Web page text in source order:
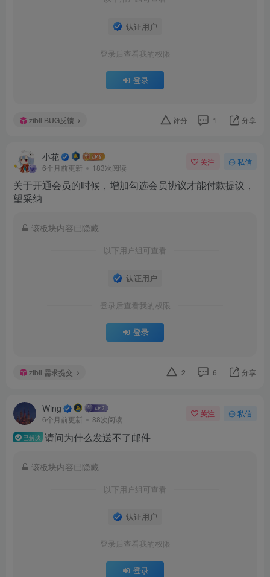
认证用户
登录后查看我的权限
登录
zibll BUG反馈 评分 1 分享
小花
6个月前更新 183次阅读
关注 私信
关于开通会员的时候，增加勾选会员协议才能付款提议，
望采纳
该板块内容已隐藏
以下用户组可查看
认证用户
登录后查看我的权限
登录
zibll 需求提交 2 6 分享
Wing
6个月前更新 88次阅读
关注 私信
已解决 请问为什么发送不了邮件
该板块内容已隐藏
以下用户组可查看
认证用户
登录后查看我的权限
登录